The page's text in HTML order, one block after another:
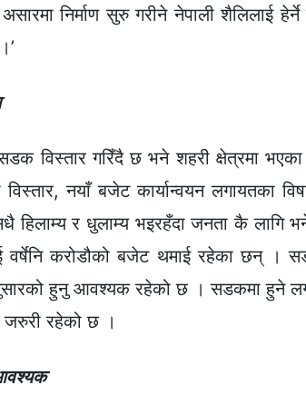
निर्माण सुरु गरीने नेपाली शैलिलाई
सडक विस्तार गरिँदै छ भने शहरी क्षेत्रमा
नयाँ बजेट कार्यान्वयन लगायतका
हिलाम्य र धुलाम्य भइरहँदा जनता कै लागि
करोडौको बजेट थमाई रहेका छन् ।
हुनु आवश्यक रहेको छ । सडकमा हुने
जरुरी रहेको छ ।